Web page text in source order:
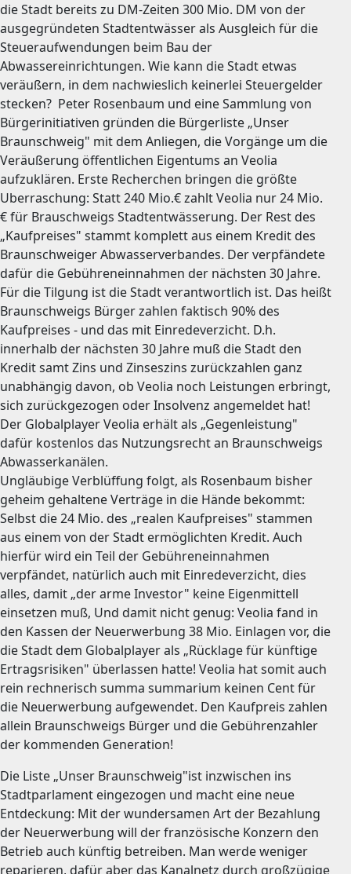
die Stadt bereits zu DM-Zeiten 300 Mio. DM von der
ausgegründeten Stadtentwässer als Ausgleich für die
Steueraufwendungen beim Bau der
Abwassereinrichtungen. Wie kann die Stadt etwas
veräußern, in dem nachwieslich keinerlei Steuergelder
stecken? Peter Rosenbaum und eine Sammlung von
Bürgerinitiativen gründen die Bürgerliste „Unser
Braunschweig" mit dem Anliegen, die Vorgänge um die
Veräußerung öffentlichen Eigentums an Veolia
aufzuklären. Erste Recherchen bringen die größte
Uberraschung: Statt 240 Mio.€ zahlt Veolia nur 24 Mio.
€ für Brauschweigs Stadtentwässerung. Der Rest des
„Kaufpreises" stammt komplett aus einem Kredit des
Braunschweiger Abwasserverbandes. Der verpfändete
dafür die Gebühreneinnahmen der nächsten 30 Jahre.
Für die Tilgung ist die Stadt verantwortlich ist. Das heißt
Braunschweigs Bürger zahlen faktisch 90% des
Kaufpreises - und das mit Einredeverzicht. D.h.
innerhalb der nächsten 30 Jahre muß die Stadt den
Kredit samt Zins und Zinseszins zurückzahlen ganz
unabhängig davon, ob Veolia noch Leistungen erbringt,
sich zurückgezogen oder Insolvenz angemeldet hat!
Der Globalplayer Veolia erhält als „Gegenleistung"
dafür kostenlos das Nutzungsrecht an Braunschweigs
Abwasserkanälen.
Ungläubige Verblüffung folgt, als Rosenbaum bisher
geheim gehaltene Verträge in die Hände bekommt:
Selbst die 24 Mio. des „realen Kaufpreises" stammen
aus einem von der Stadt ermöglichten Kredit. Auch
hierfür wird ein Teil der Gebühreneinnahmen
verpfändet, natürlich auch mit Einredeverzicht, dies
alles, damit „der arme Investor" keine Eigenmittell
einsetzen muß, Und damit nicht genug: Veolia fand in
den Kassen der Neuerwerbung 38 Mio. Einlagen vor, die
die Stadt dem Globalplayer als „Rücklage für künftige
Ertragsrisiken" überlassen hatte! Veolia hat somit auch
rein rechnerisch summa summarium keinen Cent für
die Neuerwerbung aufgewendet. Den Kaufpreis zahlen
allein Braunschweigs Bürger und die Gebührenzahler
der kommenden Generation!
Die Liste „Unser Braunschweig"ist inzwischen ins
Stadtparlament eingezogen und macht eine neue
Entdeckung: Mit der wundersamen Art der Bezahlung
der Neuerwerbung will der französische Konzern den
Betrieb auch künftig betreiben. Man werde weniger
reparieren, dafür aber das Kanalnetz durch großzügige